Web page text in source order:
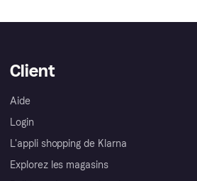
Client
Aide
Login
L'appli shopping de Klarna
Explorez les magasins